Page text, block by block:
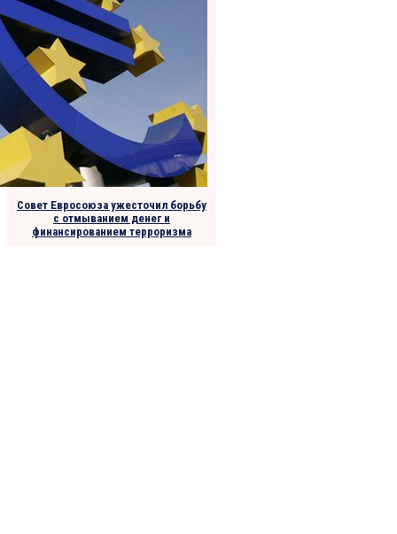
Совет Евросоюза ужесточил борьбу
с отмыванием денег и
финансированием терроризма